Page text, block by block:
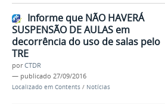
Informe que NÃO HAVERÁ
SUSPENSÃO DE AULAS em
decorrência do uso de salas pelo
TRE
porCTDR
— publicado 27/09/2016
Localizado em Contents / Notícias